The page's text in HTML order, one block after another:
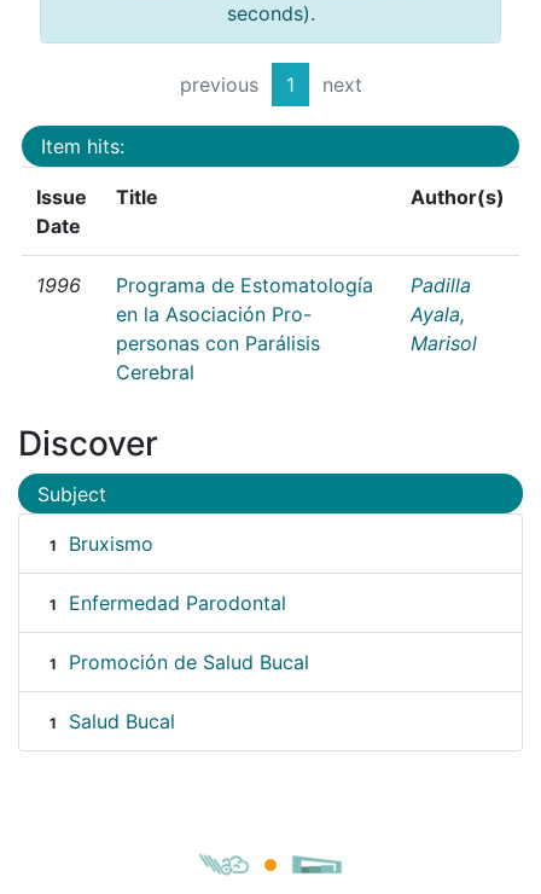
seconds).
previous 1 next
Item hits:
Issue
Date
Title Author(s)
1996
Programa de Estomatología
en la Asociación Pro-
personas con Parálisis
Cerebral
Padilla
Ayala,
Marisol
Discover
Subject
1 Bruxismo
1 Enfermedad Parodontal
1 Promoción de Salud Bucal
1 Salud Bucal